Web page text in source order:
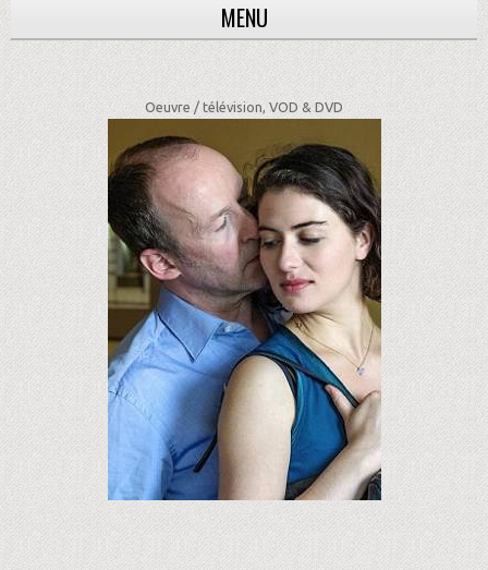
MENU
Oeuvre / télévision, VOD & DVD